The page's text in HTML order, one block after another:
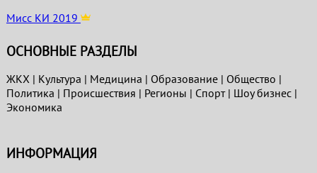
Мисс КИ 2019
ОСНОВНЫЕ РАЗДЕЛЫ
ЖКХ| Культура | Медицина | Образование| Общество |
Политика | Проиcшествия | Регионы | Спорт| Шоу бизнес|
Экономика
ИНФОРМАЦИЯ